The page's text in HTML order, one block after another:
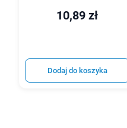
10,89 zł
Dodaj do koszyka